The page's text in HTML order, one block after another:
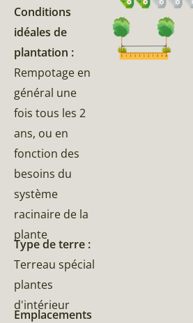
Conditions
idéales de
plantation :
Rempotage en
général une
fois tous les 2
ans, ou en
fonction des
besoins du
système
racinaire de la
plante
Type de terre :
Terreau spécial
plantes
d'intérieur
Emplacements